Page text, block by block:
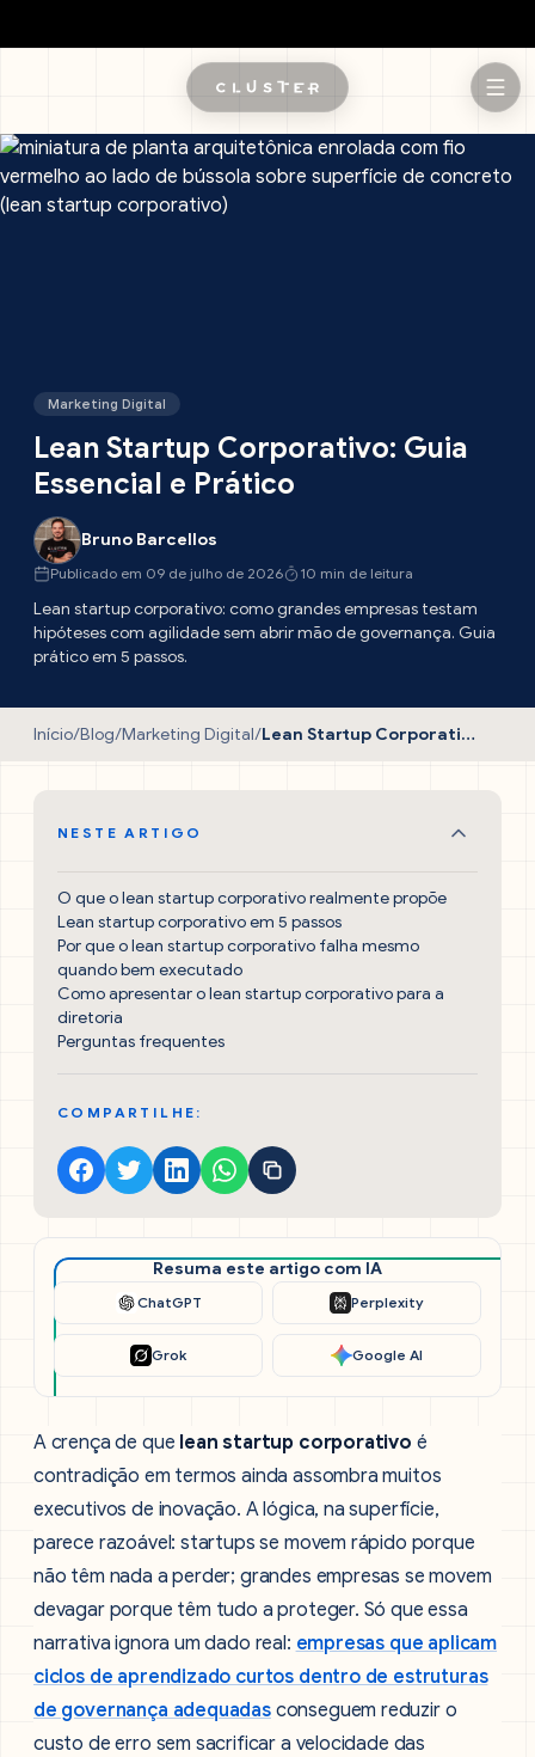
Pular para o conteúdo principal
Marketing Digital
Lean Startup Corporativo: Guia
Essencial e Prático
Bruno Barcellos
Publicado em 09 de julho de 2026 10 min de leitura
Lean startup corporativo: como grandes empresas testam
hipóteses com agilidade sem abrir mão de governança. Guia
prático em 5 passos.
Início/Blog/Marketing Digital/ Lean Startup Corporativo: Guia Essencial e Prático
NESTE ARTIGO
O que o lean startup corporativo realmente propõe
Lean startup corporativo em 5 passos
Por que o lean startup corporativo falha mesmo
quando bem executado
Como apresentar o lean startup corporativo para a
diretoria
Perguntas frequentes
COMPARTILHE:
Resuma este artigo com IA
ChatGPT Perplexity
Grok Google AI
A crença de que lean startup corporativo é
contradição em termos ainda assombra muitos
executivos de inovação. A lógica, na superfície,
parece razoável: startups se movem rápido porque
não têm nada a perder; grandes empresas se movem
devagar porque têm tudo a proteger. Só que essa
narrativa ignora um dado real: empresas que aplicam
ciclos de aprendizado curtos dentro de estruturas
de governança adequadasconseguem reduzir o
custo de erro sem sacrificar a velocidade das